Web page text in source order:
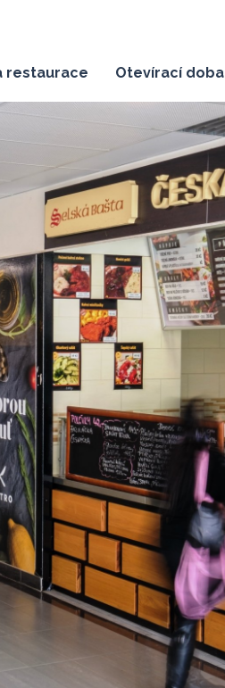
restaurace Otevírací doba